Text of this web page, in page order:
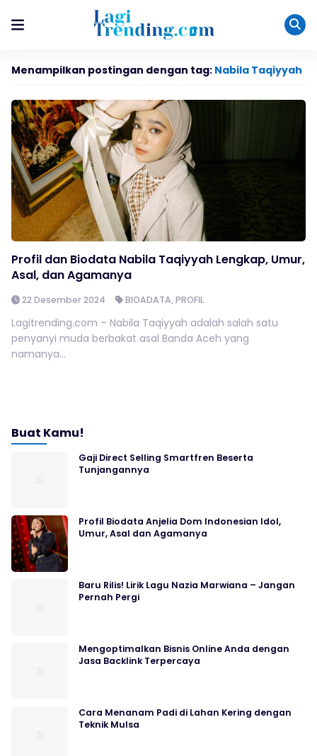
Menampilkan postingan dengan tag: Nabila Taqiyyah
Profil dan Biodata Nabila Taqiyyah Lengkap, Umur,
Asal, dan Agamanya
22 Desember 2024 BIOADATA,PROFIL
Lagitrending.com – Nabila Taqiyyah adalah salah satu
penyanyi muda berbakat asal Banda Aceh yang
namanya...
Buat Kamu!
Gaji Direct Selling Smartfren Beserta
Tunjangannya
Profil Biodata Anjelia Dom Indonesian Idol,
Umur, Asal dan Agamanya
Baru Rilis! Lirik Lagu Nazia Marwiana – Jangan
Pernah Pergi
Mengoptimalkan Bisnis Online Anda dengan
Jasa Backlink Terpercaya
Cara Menanam Padi di Lahan Kering dengan
Teknik Mulsa